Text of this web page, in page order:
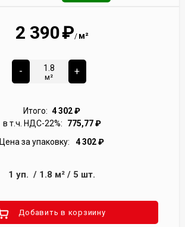
2 390₽/ м²
-
м²
+
Итого: 4 302₽
в т.ч. НДС-22%:
775,77₽
Цена за упаковку:
4 302₽
1 уп. / 1.8 м² / 5 шт.
Добавить в корзиину